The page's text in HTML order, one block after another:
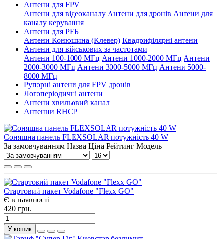
Антени для FPV
Антени для відеоканалу Антени для дронів Антени для
каналу керування
Антени для РЕБ
Антени Конюшина (Клевер) Квадрифілярні антени
Антени для військових за частотами
Антени 100-1000 МГц Антени 1000-2000 МГц Антени
2000-3000 МГц Антени 3000-5000 МГц Антени 5000-
8000 МГц
Рупорні антени для FPV дронів
Логоперіодичні антени
Антени хвильовий канал
Антенни RHCP
Соняшна панель FLEXSOLAR потужність 40 W
За замовчуванням Назва Ціна Рейтинг Модель
Стартовий пакет Vodafone "Flexx GO"
Є в наявності
420 грн.
У кошик